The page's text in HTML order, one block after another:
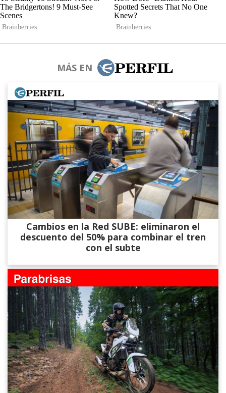
MÁS EN
Cambios en la Red SUBE: eliminaron el
descuento del 50% para combinar el tren
con el subte